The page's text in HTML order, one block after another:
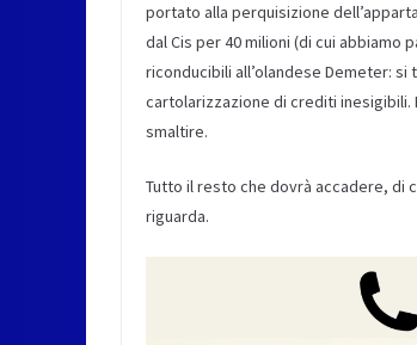
portato alla perquisizione
dal Cis per 40 milioni (di cui abbiamo
riconducibili all’olandese Demeter:
cartolarizzazione di crediti inesigibili.
smaltire.
Tutto il resto che dovrà accadere, di
riguarda.